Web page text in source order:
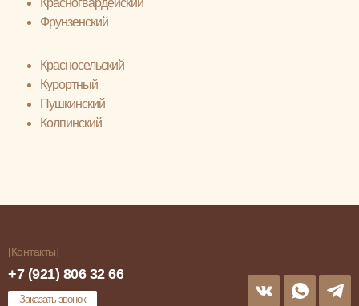
Фрунзенский
Красносельский
Курортный
Пушкинский
Колпинский
+7 (921) 806 32 66
[Контакты]
Заказать звонок